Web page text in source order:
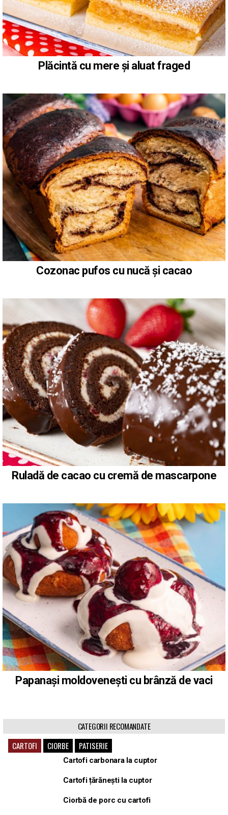
Plăcintă cu mere și aluat fraged
Cozonac pufos cu nucă și cacao
Ruladă de cacao cu cremă de mascarpone
Papanași moldovenești cu brânză de vaci
CATEGORII RECOMANDATE
CARTOFI
CIORBE PATISERIE
Cartofi carbonara la cuptor
Cartofi țărănești la cuptor
Ciorbă de porc cu cartofi